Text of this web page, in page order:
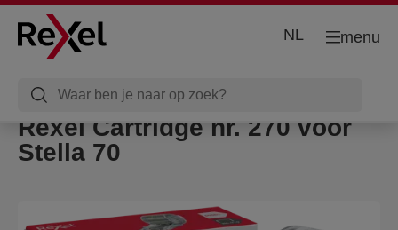
menu
NL
Rexel Cartridge nr. 270 voor
Stella 70